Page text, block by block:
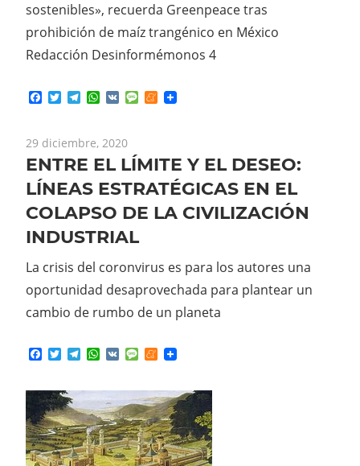
sostenibles», recuerda Greenpeace tras
prohibición de maíz trangénico en México
Redacción Desinformémonos 4
Facebook
TwitterTelegram
WhatsApp
VK MessageMeneame
29 diciembre, 2020
ENTRE EL LÍMITE Y EL DESEO:
LÍNEAS ESTRATÉGICAS EN EL
COLAPSO DE LA CIVILIZACIÓN
INDUSTRIAL
La crisis del coronvirus es para los autores una
oportunidad desaprovechada para plantear un
cambio de rumbo de un planeta
Facebook
TwitterTelegram
WhatsApp
VK MessageMeneame